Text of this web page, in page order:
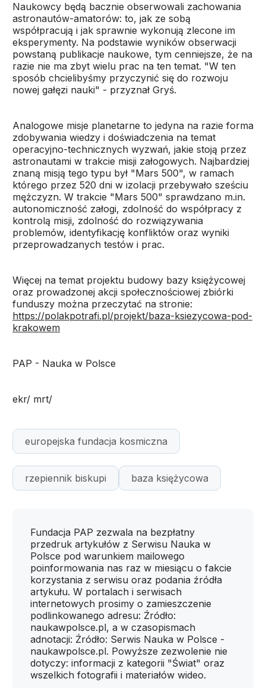
Naukowcy będą bacznie obserwowali zachowania
astronautów-amatorów: to, jak ze sobą
współpracują i jak sprawnie wykonują zlecone im
eksperymenty. Na podstawie wyników obserwacji
powstaną publikacje naukowe, tym cenniejsze, że na
razie nie ma zbyt wielu prac na ten temat. "W ten
sposób chcielibyśmy przyczynić się do rozwoju
nowej gałęzi nauki" - przyznał Gryś.
Analogowe misje planetarne to jedyna na razie forma
zdobywania wiedzy i doświadczenia na temat
operacyjno-technicznych wyzwań, jakie stoją przez
astronautami w trakcie misji załogowych. Najbardziej
znaną misją tego typu był "Mars 500", w ramach
którego przez 520 dni w izolacji przebywało sześciu
mężczyzn. W trakcie "Mars 500" sprawdzano m.in.
autonomiczność załogi, zdolność do współpracy z
kontrolą misji, zdolność do rozwiązywania
problemów, identyfikację konfliktów oraz wyniki
przeprowadzanych testów i prac.
Więcej na temat projektu budowy bazy księżycowej
oraz prowadzonej akcji społecznościowej zbiórki
funduszy można przeczytać na stronie:
https://polakpotrafi.pl/projekt/baza-ksiezycowa-pod-
krakowem
PAP - Nauka w Polsce
ekr/ mrt/
europejska fundacja kosmiczna
rzepiennik biskupi baza księżycowa
Fundacja PAP zezwala na bezpłatny
przedruk artykułów z Serwisu Nauka w
Polsce pod warunkiem mailowego
poinformowania nas raz w miesiącu o fakcie
korzystania z serwisu oraz podania źródła
artykułu. W portalach i serwisach
internetowych prosimy o zamieszczenie
podlinkowanego adresu: Źródło:
naukawpolsce.pl, a w czasopismach
adnotacji: Źródło: Serwis Nauka w Polsce -
naukawpolsce.pl. Powyższe zezwolenie nie
dotyczy: informacji z kategorii "Świat" oraz
wszelkich fotografii i materiałów wideo.